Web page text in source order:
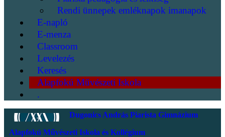
Rendi ünnepek emléknapok imanapok
E-napló
E-menza
Classroom
Levelezés
Keresés
Alapfokú Művészeti Iskola
.
Dugonics András Piarista Gimnázium
Alapfokú Művészeti Iskola és Kollégium